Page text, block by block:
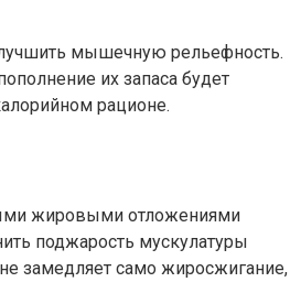
мышечную рельефность.
их запаса будет
рационе.
жировыми отложениями
поджарость мускулатуры
замедляет само жиросжигание,